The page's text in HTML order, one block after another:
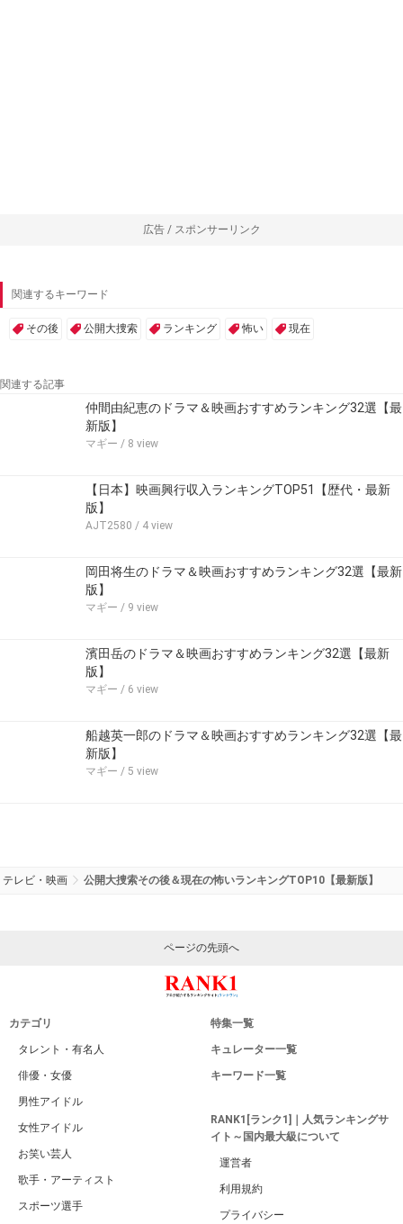
広告 / スポンサーリンク
関連するキーワード
その後 公開大捜索 ランキング 怖い 現在
関連する記事
仲間由紀恵のドラマ＆映画おすすめランキング32選【最
新版】
マギー / 8 view
【日本】映画興行収入ランキングTOP51【歴代・最新
版】
AJT2580 / 4 view
岡田将生のドラマ＆映画おすすめランキング32選【最新
版】
マギー / 9 view
濱田岳のドラマ＆映画おすすめランキング32選【最新
版】
マギー / 6 view
船越英一郎のドラマ＆映画おすすめランキング32選【最
新版】
マギー / 5 view
テレビ・映画 公開大捜索その後＆現在の怖いランキングTOP10【最新版】
ページの先頭へ
カテゴリ
タレント・有名人
俳優・女優
男性アイドル
女性アイドル
お笑い芸人
歌手・アーティスト
スポーツ選手
特集一覧
キュレーター一覧
キーワード一覧
RANK1[ランク1]｜人気ランキングサ
イト～国内最大級について
運営者
利用規約
プライバシー